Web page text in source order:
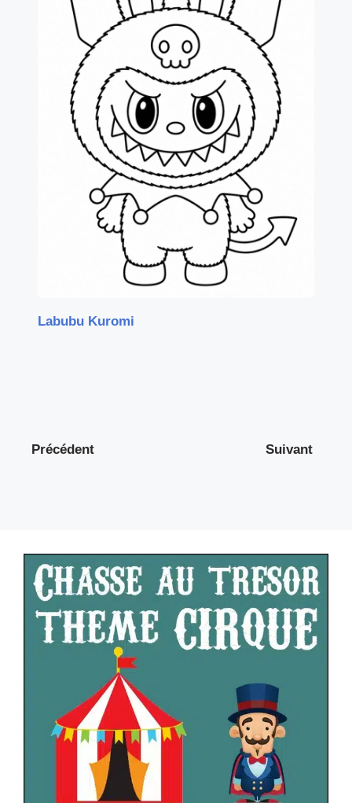
Labubu Kuromi
Précédent Suivant